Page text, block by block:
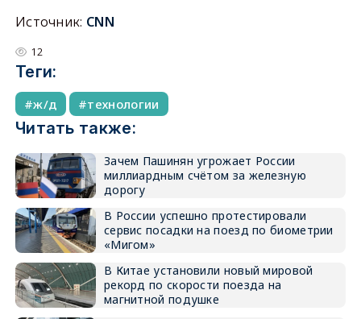
Источник: CNN
12
Теги:
ж/д технологии
Читать также:
Зачем Пашинян угрожает России
миллиардным счётом за железную
дорогу
В России успешно протестировали
сервис посадки на поезд по биометрии
«Мигом»
В Китае установили новый мировой
рекорд по скорости поезда на
магнитной подушке